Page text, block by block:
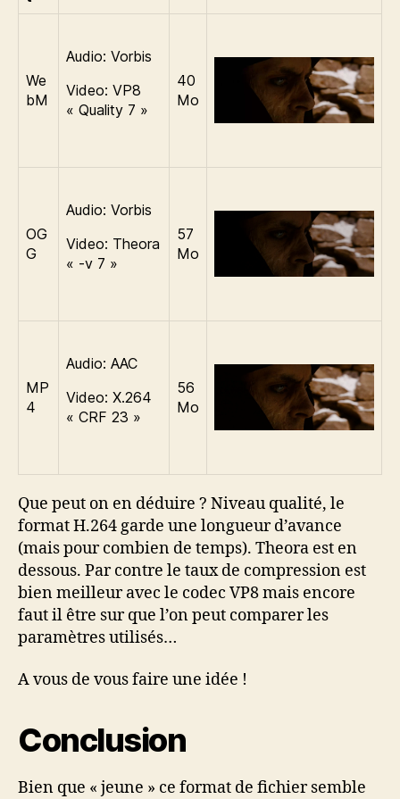
We
bM
Audio: Vorbis
Video: VP8
« Quality 7 »
40
Mo
OG
G
Audio: Vorbis
Video: Theora
« -v 7 »
57
Mo
MP
4
Audio: AAC
Video: X.264
« CRF 23 »
56
Mo
Que peut on en déduire ? Niveau qualité, le
format H.264 garde une longueur d’avance
(mais pour combien de temps). Theora est en
dessous. Par contre le taux de compression est
bien meilleur avec le codec VP8 mais encore
faut il être sur que l’on peut comparer les
paramètres utilisés…
A vous de vous faire une idée !
Conclusion
Bien que « jeune » ce format de fichier semble